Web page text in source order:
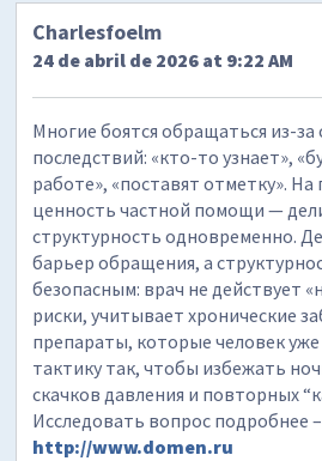
Charlesfoelm
24 de abril de 2026 at 9:22 AM
Многие боятся обращаться из-за
последствий: «кто-то узнает»,
работе», «поставят отметку». На
ценность частной помощи —
структурность одновременно.
барьер обращения, а
безопасным: врач не действует
риски, учитывает хронические
препараты, которые человек
тактику так, чтобы избежать
скачков давления и повторных
Исследовать вопрос подробнее –
http://www.domen.ru